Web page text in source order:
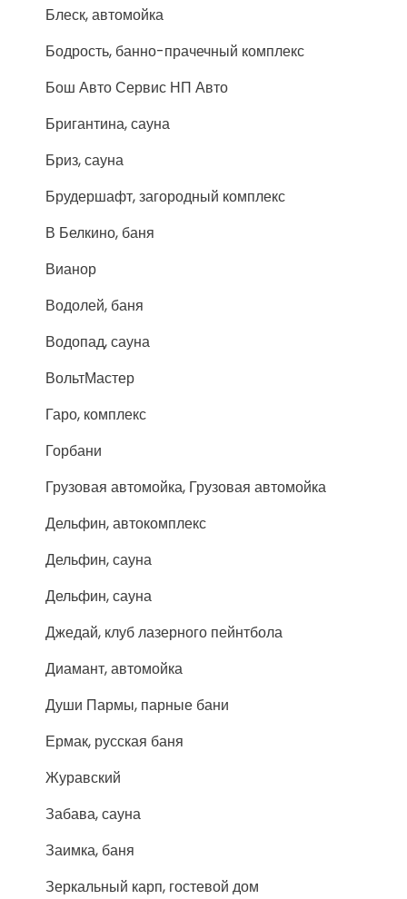
Блеск, автомойка
Бодрость, банно-прачечный комплекс
Бош Авто Сервис НП Авто
Бригантина, сауна
Бриз, сауна
Брудершафт, загородный комплекс
В Белкино, баня
Вианор
Водолей, баня
Водопад, сауна
ВольтМастер
Гаро, комплекс
Горбани
Грузовая автомойка, Грузовая автомойка
Дельфин, автокомплекс
Дельфин, сауна
Дельфин, сауна
Джедай, клуб лазерного пейнтбола
Диамант, автомойка
Души Пармы, парные бани
Ермак, русская баня
Журавский
Забава, сауна
Заимка, баня
Зеркальный карп, гостевой дом